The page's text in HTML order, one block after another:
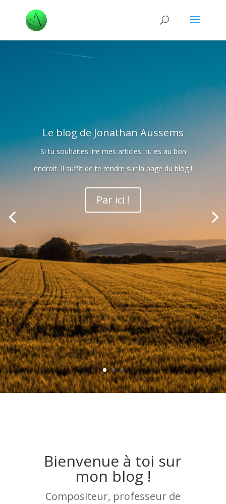
Le blog de Jonathan Aussems
Si tu souhaites lire mes articles, tu es au bon
endroit. Il suffit de te rendre sur la page du blog !
Par ici !
Bienvenue à toi sur
mon blog !
Compositeur, professeur de